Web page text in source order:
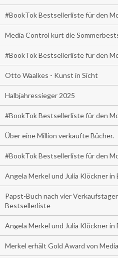
#BookTok Bestsellerliste für den
Media Control kürt die
#BookTok Bestsellerliste für den
Otto Waalkes - Kunst in Sicht
Halbjahressieger 2025
#BookTok Bestsellerliste für den
Über eine Million verkaufte Bücher.
#BookTok Bestsellerliste für den
Angela Merkel und Julia Klöckner in
Papst-Buch nach vier
Bestsellerliste
Angela Merkel und Julia Klöckner in
Merkel erhält Gold Award von